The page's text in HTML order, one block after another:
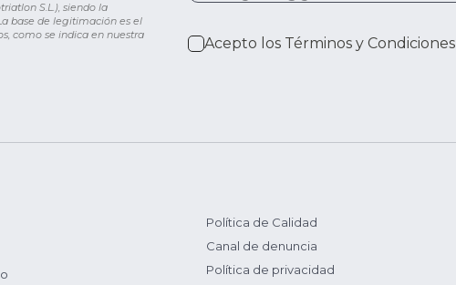
S.L.), siendo la
base de legitimación es el
como se indica en nuestra
Acepto los Términos y Condiciones
Política de Calidad
Canal de denuncia
Política de privacidad